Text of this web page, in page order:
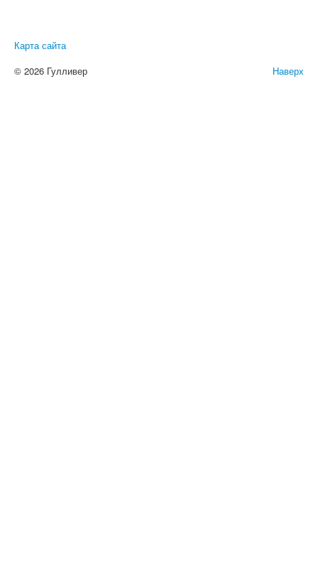
Карта сайта
Наверх
© 2026 Гулливер